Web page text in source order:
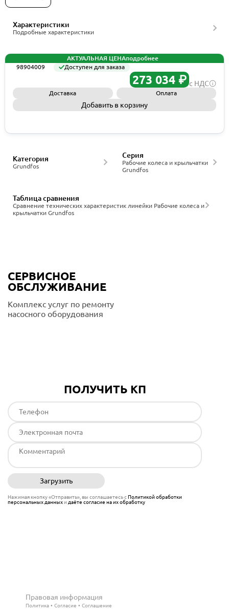
Характеристики
Подробные характеристики
АКТУАЛЬНАЯ ЦЕНАподробнее
98904009
Доступен для заказа
273 034 ₽ с НДС
Доставка Оплата
Добавить в корзину
Grundfos
Категория
Рабочие колеса и крыльчатки
Grundfos
Серия
Сравнение технических характеристик линейки Рабочие колеса и
крыльчатки Grundfos
Таблица сравнения
СЕРВИСНОЕ
ОБСЛУЖИВАНИЕ
Комплекс услуг по ремонту
насосного оборудования
ПОЛУЧИТЬ КП
Загрузить
Нажимая кнопку «Отправить», вы соглашаетесь сПолитикой обработки
персональных данныхи даёте согласие на их обработку
Правовая информация
Политика Согласие Соглашение